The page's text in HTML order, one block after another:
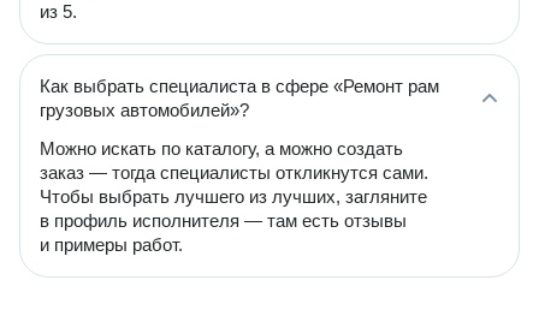
из 5.
Как выбрать специалиста в сфере «Ремонт рам
грузовых автомобилей»?
Можно искать по каталогу, а можно создать
заказ — тогда специалисты откликнутся сами.
Чтобы выбрать лучшего из лучших, загляните
в профиль исполнителя — там есть отзывы
и примеры работ.